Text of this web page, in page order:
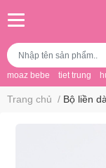
moaz bebe tiet trung
Trang chủ / Bộ liền